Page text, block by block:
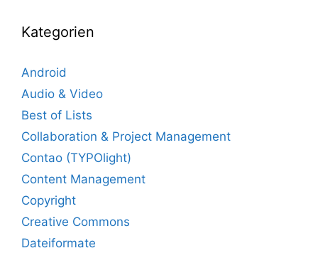
Kategorien
Android
Audio & Video
Best of Lists
Collaboration & Project Management
Contao (TYPOlight)
Content Management
Copyright
Creative Commons
Dateiformate